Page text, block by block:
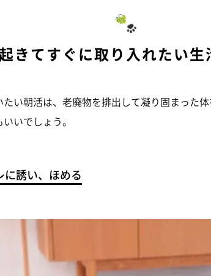
起きてすぐに取り入れたい生
い朝活は、老廃物を排出して凝り固まった
いでしょう。
誘い、ほめる